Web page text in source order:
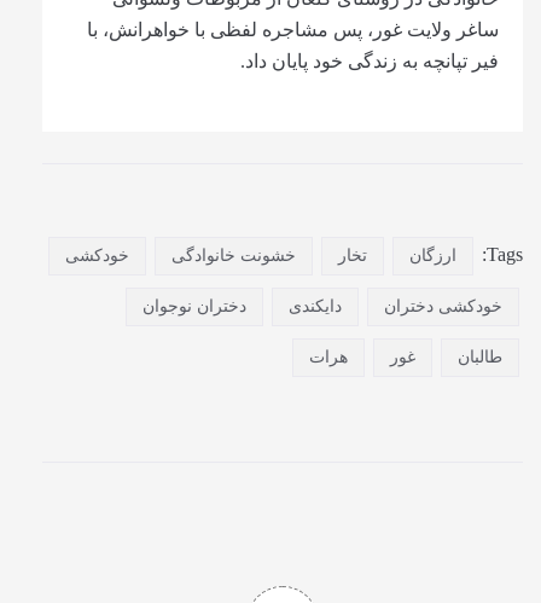
ساغر ولایت غور، پس مشاجره لفظی با خواهرانش، با
فیر تپانچه به زندگی خود پایان داد.
Tags: ارزگان تخار خشونت خانوادگی خودکشی
خودکشی دختران دایکندی دختران نوجوان
طالبان غور هرات